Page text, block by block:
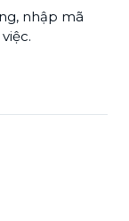
nhập mã